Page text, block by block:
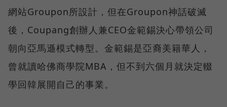
網站Groupon所設計，但在Groupon神話破滅
後，Coupang創辦人兼CEO金範錫決心帶領公司
朝向亞馬遜模式轉型。金範錫是亞裔美籍華人，
曾就讀哈佛商學院MBA，但不到六個月就決定輟
學回韓展開自己的事業。